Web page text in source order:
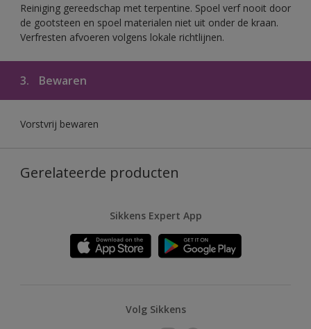
Reiniging gereedschap met terpentine. Spoel verf nooit door
de gootsteen en spoel materialen niet uit onder de kraan.
Verfresten afvoeren volgens lokale richtlijnen.
3. Bewaren
Vorstvrij bewaren
Gerelateerde producten
Sikkens Expert App
Volg Sikkens